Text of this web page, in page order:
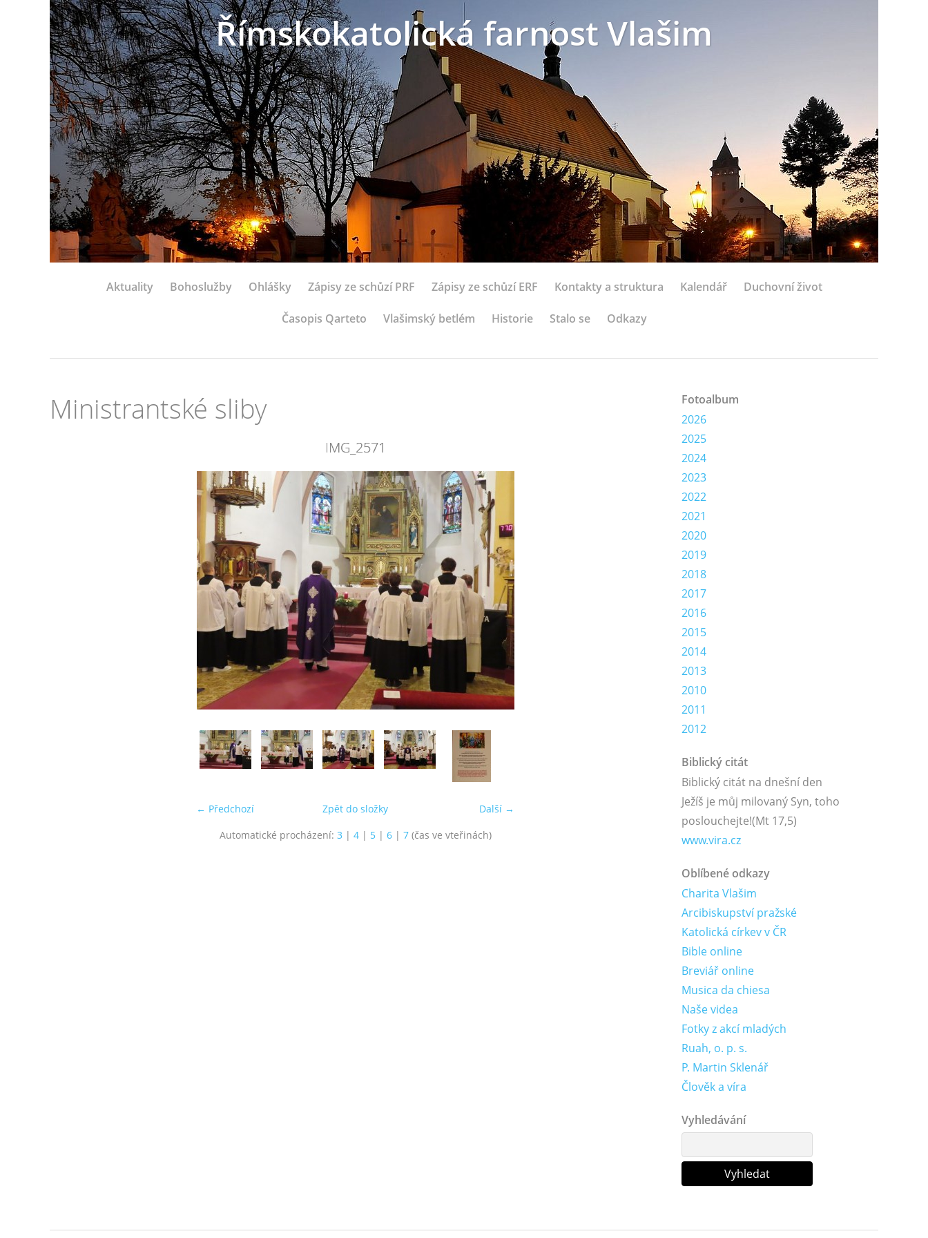
Římskokatolická farnost Vlašim
Aktuality Bohoslužby Ohlášky Zápisy ze schůzí PRF Zápisy ze schůzí ERF Kontakty a struktura Kalendář Duchovní život
Časopis Qarteto Vlašimský betlém Historie Stalo se Odkazy
Ministrantské sliby
IMG_2571
← Předchozí Další →
Zpět do složky
Automatické procházení: 3 | 4| 5| 6| 7(čas ve vteřinách)
Fotoalbum
2026
2025
2024
2023
2022
2021
2020
2019
2018
2017
2016
2015
2014
2013
2010
2011
2012
Biblický citát
Biblický citát na dnešní den
Ježíš je můj milovaný Syn, toho
poslouchejte!(Mt 17,5)
www.vira.cz
Oblíbené odkazy
Charita Vlašim
Arcibiskupství pražské
Katolická církev v ČR
Bible online
Breviář online
Musica da chiesa
Naše videa
Fotky z akcí mladých
Ruah, o. p. s.
P. Martin Sklenář
Člověk a víra
Vyhledávání